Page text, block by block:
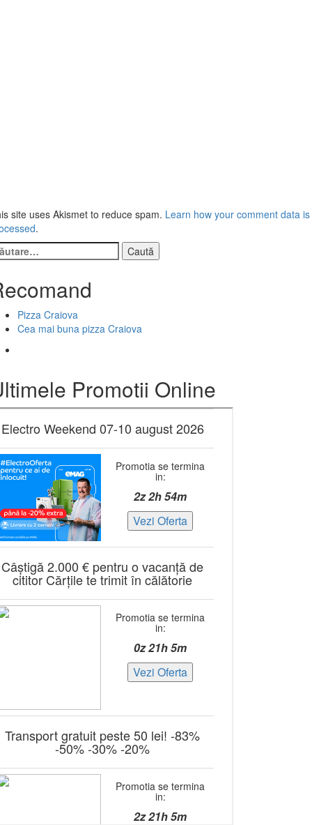
site uses Akismet to reduce spam. Learn how your comment data is
.
Pizza Craiova
Cea mai buna pizza Craiova
Promotii Online